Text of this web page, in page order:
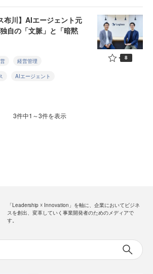
布川】AIエージェント元
自の「文脈」と「暗黙
経営管理
AIエージェント
8
3件中1～3件を表示
「Leadership ☓ Innovation」を軸に、企業においてビジネ
スを創出、変革していく事業開発者のためのメディアで
す。